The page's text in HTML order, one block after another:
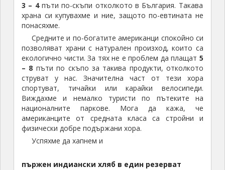
3 – 4пъти по-скъпи отколкото в България. Такава
храна си купувахме и ние, защото по-евтината не
понасяхме.
Средните и по-богатите американци спокойно си
позволяват храни с натурален произход, които са
екологично чисти. За тях не е проблем да плащат5
– 8 пъти по скъпо за такива продукти, отколкото
струват у нас. Значителна част от тези хора
спортуват, тичайки или карайки велосипеди.
Виждахме и немалко туристи по пътеките на
националните паркове. Мога да кажа, че
американците от средната класа са стройни и
физически добре подържани хора.
Успяхме да хапнем и
пържен индиански хляб в един резерват